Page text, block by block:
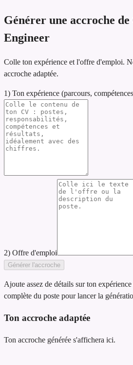
Générer une accroche
Engineer
Colle ton expérience et l'offre d'emploi.
accroche adaptée.
1) Ton expérience (parcours,
2) Offre d'emploi
Générer l'accroche
Ajoute assez de détails sur ton
complète du poste pour lancer la
Ton accroche adaptée
Ton accroche générée s'affichera ici.